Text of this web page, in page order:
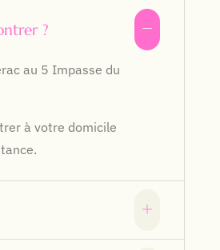
?
au 5 Impasse du
à votre domicile